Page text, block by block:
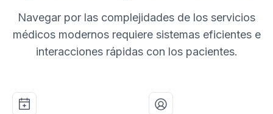
Navegar por las complejidades de los servicios
médicos modernos requiere sistemas eficientes e
interacciones rápidas con los pacientes.